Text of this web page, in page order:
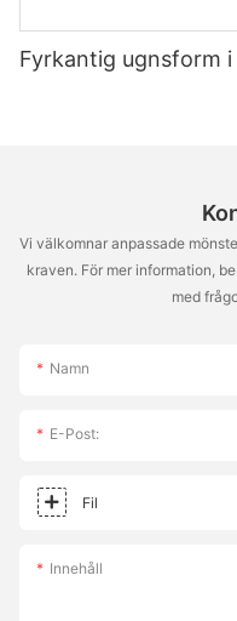
Fyrkantig ugnsform i
Vi välkomnar anpassade
kraven. För mer information,
med
Namn
E-Post:
Fil
Innehåll